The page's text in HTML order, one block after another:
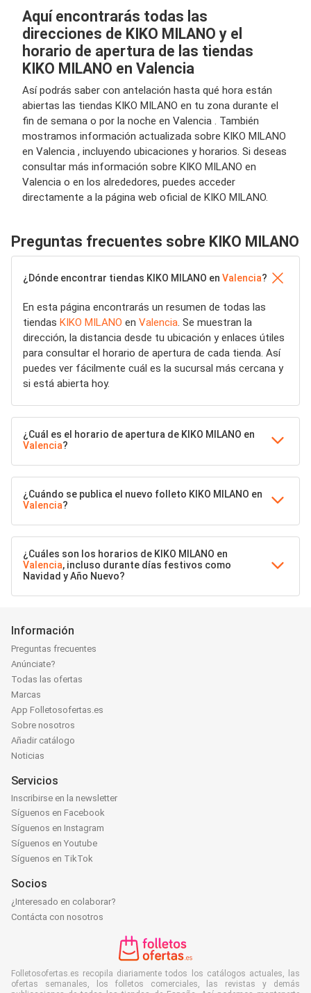
Aquí encontrarás todas las
direcciones de KIKO MILANO y el
horario de apertura de las tiendas
KIKO MILANO en Valencia
Así podrás saber con antelación hasta qué hora están
abiertas las tiendas KIKO MILANO en tu zona durante el
fin de semana o por la noche en Valencia . También
mostramos información actualizada sobre KIKO MILANO
en Valencia , incluyendo ubicaciones y horarios. Si deseas
consultar más información sobre KIKO MILANO en
Valencia o en los alrededores, puedes acceder
directamente a la página web oficial de KIKO MILANO.
Preguntas frecuentes sobre KIKO MILANO
¿Dónde encontrar tiendas KIKO MILANO en Valencia?
En esta página encontrarás un resumen de todas las
tiendas KIKO MILANO en Valencia. Se muestran la
dirección, la distancia desde tu ubicación y enlaces útiles
para consultar el horario de apertura de cada tienda. Así
puedes ver fácilmente cuál es la sucursal más cercana y
si está abierta hoy.
¿Cuál es el horario de apertura de KIKO MILANO en
Valencia?
¿Cuándo se publica el nuevo folleto KIKO MILANO en
Valencia?
¿Cuáles son los horarios de KIKO MILANO en
Valencia, incluso durante días festivos como
Navidad y Año Nuevo?
Información
Preguntas frecuentes
Anúnciate?
Todas las ofertas
Marcas
App Folletosofertas.es
Sobre nosotros
Añadir catálogo
Noticias
Servicios
Inscribirse en la newsletter
Síguenos en Facebook
Síguenos en Instagram
Síguenos en Youtube
Síguenos en TikTok
Socios
¿Interesado en colaborar?
Contácta con nosotros
Folletosofertas.es recopila diariamente todos los catálogos actuales, las
ofertas semanales, los folletos comerciales, las revistas y demás